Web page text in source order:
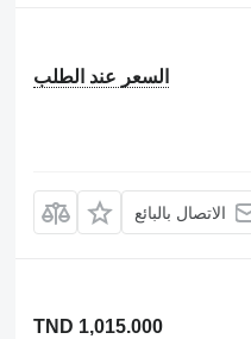
السعر عند الطلب
الاتصال بالبائع
TND 1,015.000